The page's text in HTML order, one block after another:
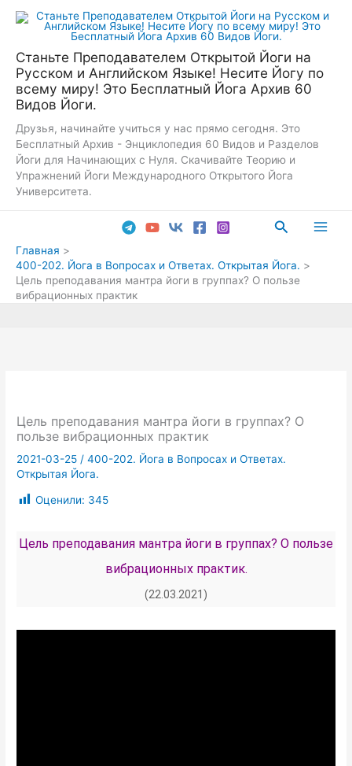
Перейти
Станьте Преподавателем Открытой Йоги на
Русском и Английском Языке! Несите Йогу по
всему миру! Это Бесплатный Йога Архив 60
Видов Йоги.
Друзья, начинайте учиться у нас прямо сегодня. Это
Бесплатный Архив - Энциклопедия 60 Видов и Разделов
Йоги для Начинающих с Нуля. Скачивайте Теорию и
Упражнений Йоги Международного Открытого Йога
Университета.
Поиск
Главная
400-202. Йога в Вопросах и Ответах. Открытая Йога.
Цель преподавания мантра йоги в группах? О пользе
вибрационных практик
Цель преподавания мантра йоги в группах? О
пользе вибрационных практик
2021-03-25 /400-202. Йога в Вопросах и Ответах.
Открытая Йога.
Оценили: 345
Цель преподавания мантра йоги в группах? О пользе
вибрационных практик.
(22.03.2021)